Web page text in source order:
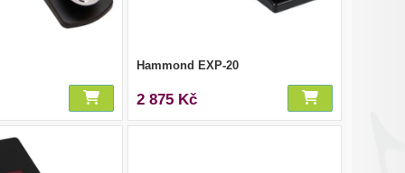
Hammond EXP-20
2 875 Kč